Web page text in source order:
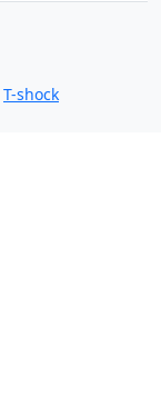
T-shock